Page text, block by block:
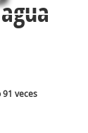
veces